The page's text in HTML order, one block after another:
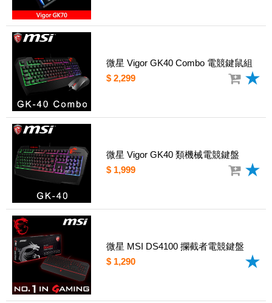
微星 Vigor GK40 Combo 電競鍵鼠組
$ 2,299
微星 Vigor GK40 類機械電競鍵盤
$ 1,999
微星 MSI DS4100 攔截者電競鍵盤
$ 1,290